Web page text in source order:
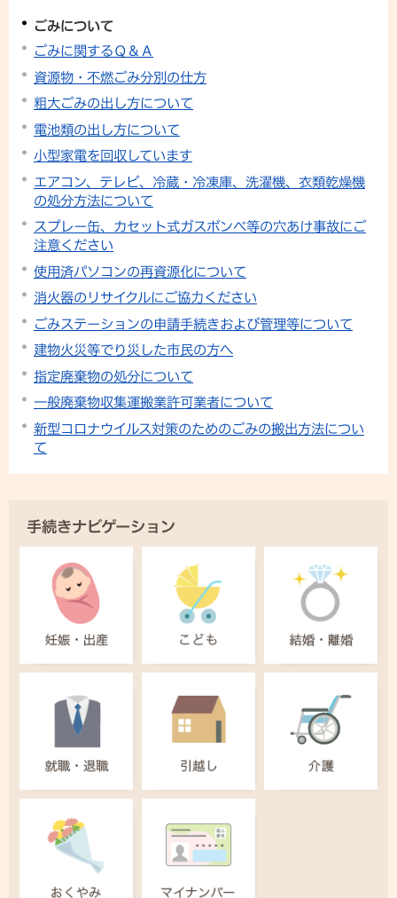
ごみについて
ごみに関するＱ＆Ａ
資源物・不燃ごみ分別の仕方
粗大ごみの出し方について
電池類の出し方について
小型家電を回収しています
エアコン、テレビ、冷蔵・冷凍庫、洗濯機、衣類乾燥機
の処分方法について
スプレー缶、カセット式ガスボンベ等の穴あけ事故にご
注意ください
使用済パソコンの再資源化について
消火器のリサイクルにご協力ください
ごみステーションの申請手続きおよび管理等について
建物火災等でり災した市民の方へ
指定廃棄物の処分について
一般廃棄物収集運搬業許可業者について
新型コロナウイルス対策のためのごみの搬出方法につい
て
手続きナビゲーション